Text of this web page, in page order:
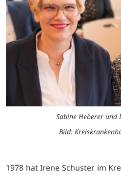
Sabine Heberer und
Bild:
1978 hat Irene Schuster im